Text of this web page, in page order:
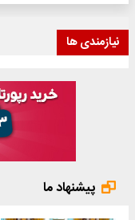
نیازمندی ها
پیشنهاد ما